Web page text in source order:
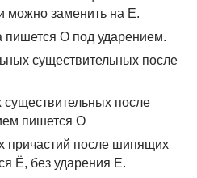
можно заменить на Е.
пишется О под ударением.
существительных после
после
пишется О
причастий после шипящих
Ё, без ударения Е.